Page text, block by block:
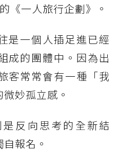
《一人旅行企劃》。
是一個人插足進已經
成的團體中。因為出
客常常會有一種「我
妙孤立感。
是反向思考的全新結
報名。